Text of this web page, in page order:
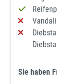
Sie haben